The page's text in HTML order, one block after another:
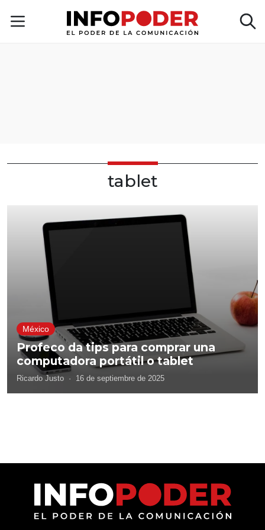
tablet
México
Profeco da tips para comprar una
computadora portátil o tablet
Ricardo Justo · 16 de septiembre de 2025